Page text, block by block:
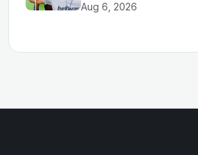
Aug 6, 2026